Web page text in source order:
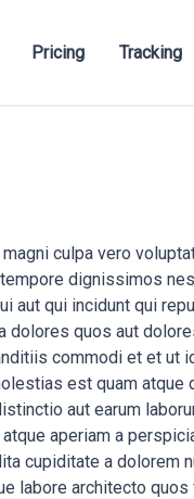
Pricing Tracking
culpa vero
dignissimos
aut qui incidunt qui
quos aut
commodi et et
est quam
aut earum
aperiam a
cupiditate a
labore architecto